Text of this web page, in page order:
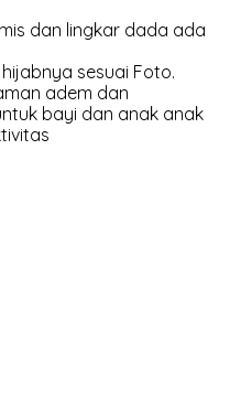
dan lingkar dada ada
sesuai Foto.
adem dan
bayi dan anak anak